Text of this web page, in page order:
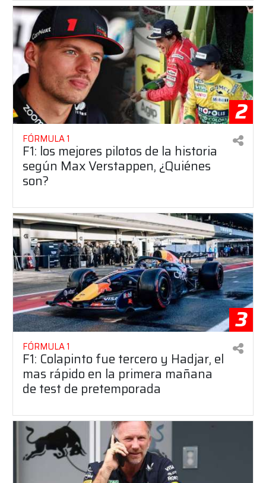
2
FÓRMULA 1
F1: los mejores pilotos de la historia
según Max Verstappen, ¿Quiénes
son?
3
FÓRMULA 1
F1: Colapinto fue tercero y Hadjar, el
mas rápido en la primera mañana
de test de pretemporada